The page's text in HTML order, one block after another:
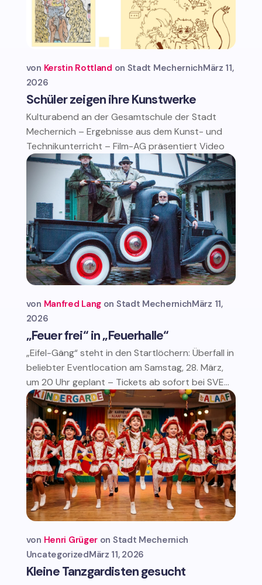
Schüler zeigen ihre Kunstwerke
von Kerstin Rottland Stadt MechernichMärz 11,
2026
Kulturabend an der Gesamtschule der Stadt
Mechernich – Ergebnisse aus dem Kunst- und
Technikunterricht – Film-AG präsentiert Video
„Feuer frei“ in „Feuerhalle“
von Manfred Lang Stadt MechernichMärz 11,
2026
„Eifel-Gäng“ steht in den Startlöchern: Überfall in
beliebter Eventlocation am Samstag, 28. März,
um 20 Uhr geplant – Tickets ab sofort bei SVE...
Kleine Tanzgardisten gesucht
von Henri Grüger
Stadt Mechernich
UncategorizedMärz 11, 2026